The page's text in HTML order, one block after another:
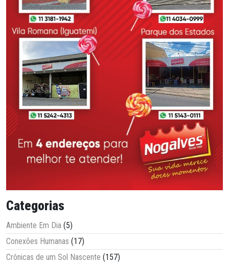
Categorias
Ambiente Em Dia (5)
Conexões Humanas (17)
Crônicas de um Sol Nascente (157)